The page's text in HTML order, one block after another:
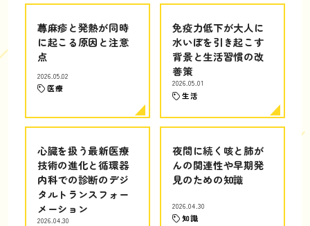
蕁麻疹と発熱が同時
に起こる原因と注意
点
2026.05.02
医療
免疫力低下が大人に
水いぼを引き起こす
背景と生活習慣の改
善策
2026.05.01
生活
心臓を扱う最新医療
技術の進化と循環器
内科での診断のデジ
タルトランスフォー
メーション
2026.04.30
夜間に続く咳と肺が
んの関連性や早期発
見のための知識
2026.04.30
知識